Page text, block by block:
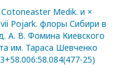
Medik. и ×
Pojark. флоры Сибири в
А. В. Фомина Киевского
им. Тараса Шевченко
25)